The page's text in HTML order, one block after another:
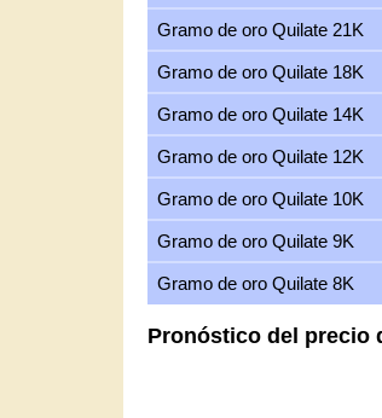
Gramo de oro Quilate 21K
Gramo de oro Quilate 18K
Gramo de oro Quilate 14K
Gramo de oro Quilate 12K
Gramo de oro Quilate 10K
Gramo de oro Quilate 9K
Gramo de oro Quilate 8K
Pronóstico del precio